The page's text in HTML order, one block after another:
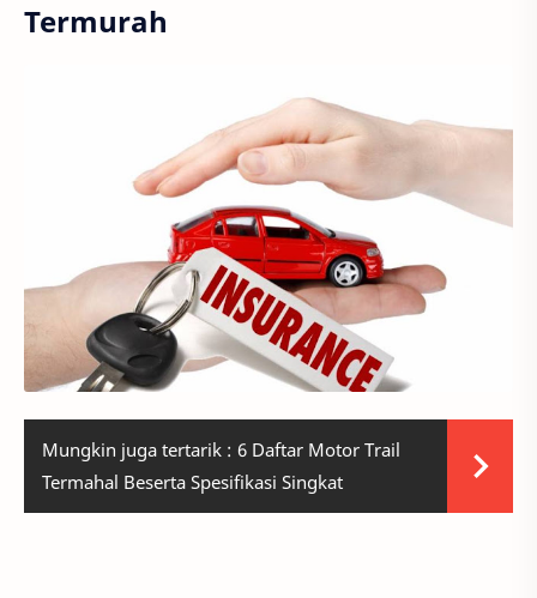
Termurah
Mungkin juga tertarik : 6 Daftar Motor Trail
Termahal Beserta Spesifikasi Singkat